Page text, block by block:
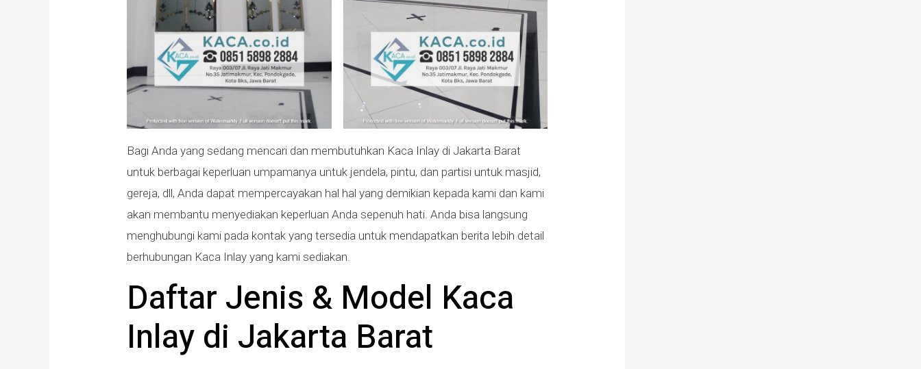
Bagi Anda yang sedang mencari dan membutuhkan Kaca Inlay di Jakarta Barat
untuk berbagai keperluan umpamanya untuk jendela, pintu, dan partisi untuk masjid,
gereja, dll, Anda dapat mempercayakan hal hal yang demikian kepada kami dan kami
akan membantu menyediakan keperluan Anda sepenuh hati. Anda bisa langsung
menghubungi kami pada kontak yang tersedia untuk mendapatkan berita lebih detail
berhubungan Kaca Inlay yang kami sediakan.
Daftar Jenis & Model Kaca
Inlay di Jakarta Barat